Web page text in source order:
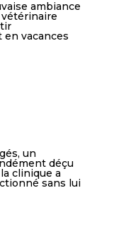
ambiance
vacances
un
déçu
clinique a
sans lui